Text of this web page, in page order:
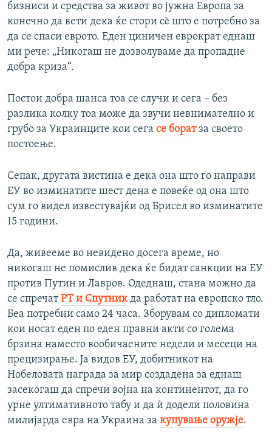
бизниси и средства за живот во јужна Европа за
конечно да вети дека ќе стори сè што е потребно за
да се спаси еврото. Еден циничен еврократ еднаш
ми рече: „Никогаш не дозволуваме да пропадне
добра криза“.
Постои добра шанса тоа се случи и сега – без
разлика колку тоа може да звучи невнимателно и
грубо за Украинците кои сега се боратза своето
постоење.
Сепак, другата вистина е дека она што го направи
ЕУ во изминатите шест дена е повеќе од она што
сум го видел известувајќи од Брисел во изминатите
15 години.
Да, живееме во невидено досега време, но
никогаш не помислив дека ќе бидат санкции на ЕУ
против Путин и Лавров. Одеднаш, стана можно да
се спречатРТ и Спутникда работат на европско тло.
Беа потребни само 24 часа. Зборувам со дипломати
кои носат еден по еден правни акти со голема
брзина наместо вообичаените недели и месеци на
прецизирање. Ја видов ЕУ, добитникот на
Нобеловата награда за мир создадена за еднаш
засекогаш да спречи војна на континентот, да го
урне ултимативното табу и да ѝ додели половина
милијарда евра на Украина за купување оружје.